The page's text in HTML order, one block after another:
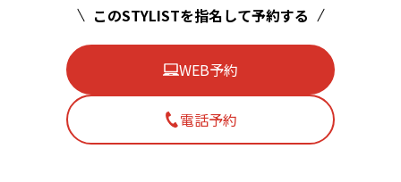
このSTYLISTを指名して予約する
WEB予約
電話予約